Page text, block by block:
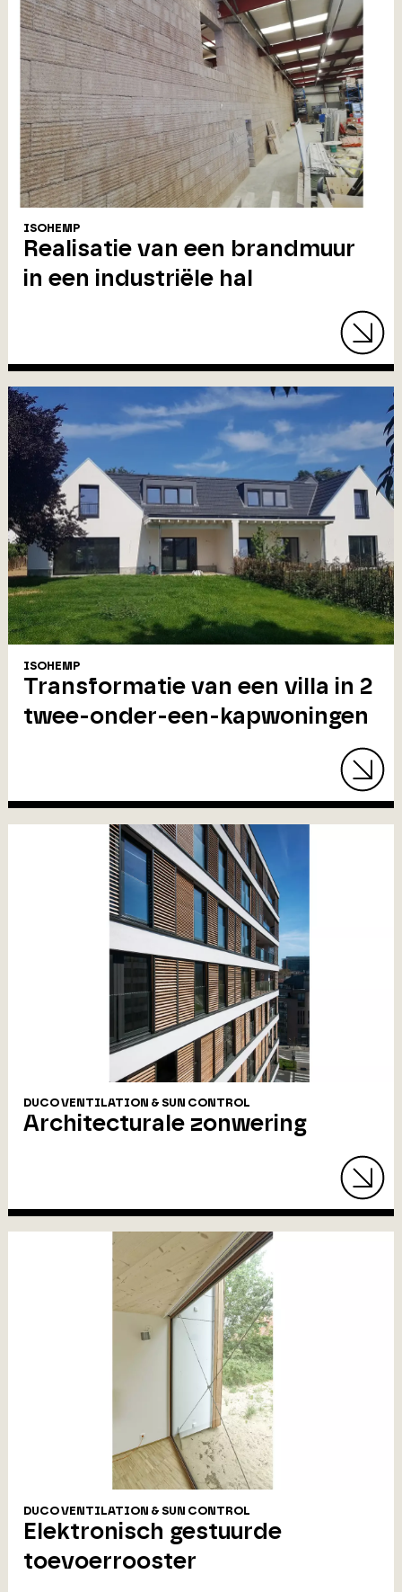
ISOHEMP
Realisatie van een brandmuur
in een industriële hal
ISOHEMP
Transformatie van een villa in 2
twee-onder-een-kapwoningen
DUCO VENTILATION & SUN CONTROL
Architecturale zonwering
DUCO VENTILATION & SUN CONTROL
Elektronisch gestuurde
toevoerrooster